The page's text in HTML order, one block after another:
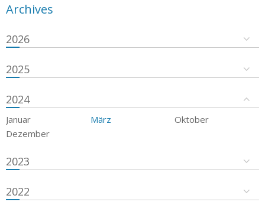
Archives
2026
2025
2024
Januar März
Oktober
Dezember
2023
2022